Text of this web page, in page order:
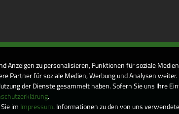
Anzeigen zu personalisieren, Funktionen für soziale
Partner für soziale Medien, Werbung und Analysen
der Dienste gesammelt haben. Sofern Sie uns Ihre
.
im Impressum. Informationen zu den von uns